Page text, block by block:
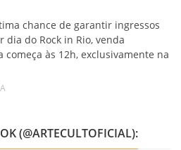
chance de garantir ingressos
dia do Rock in Rio, venda
às 12h, exclusivamente na
(@ARTECULTOFICIAL):